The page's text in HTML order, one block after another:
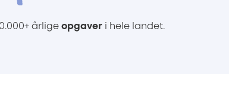
årlige opgaver i hele landet.